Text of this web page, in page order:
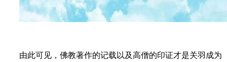
由此可见，佛教著作的记载以及高僧的印证才是关羽成为